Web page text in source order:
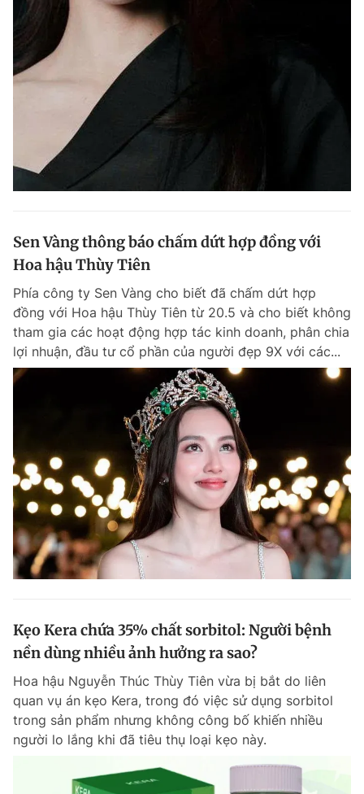
Sen Vàng thông báo chấm dứt hợp đồng với
Hoa hậu Thùy Tiên
Phía công ty Sen Vàng cho biết đã chấm dứt hợp
đồng với Hoa hậu Thùy Tiên từ 20.5 và cho biết không
tham gia các hoạt động hợp tác kinh doanh, phân chia
lợi nhuận, đầu tư cổ phần của người đẹp 9X với các...
Kẹo Kera chứa 35% chất sorbitol: Người bệnh
nền dùng nhiều ảnh hưởng ra sao?
Hoa hậu Nguyễn Thúc Thùy Tiên vừa bị bắt do liên
quan vụ án kẹo Kera, trong đó việc sử dụng sorbitol
trong sản phẩm nhưng không công bố khiến nhiều
người lo lắng khi đã tiêu thụ loại kẹo này.